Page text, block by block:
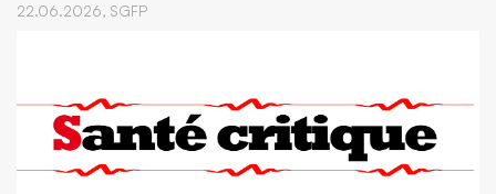
22.06.2026, SGFP